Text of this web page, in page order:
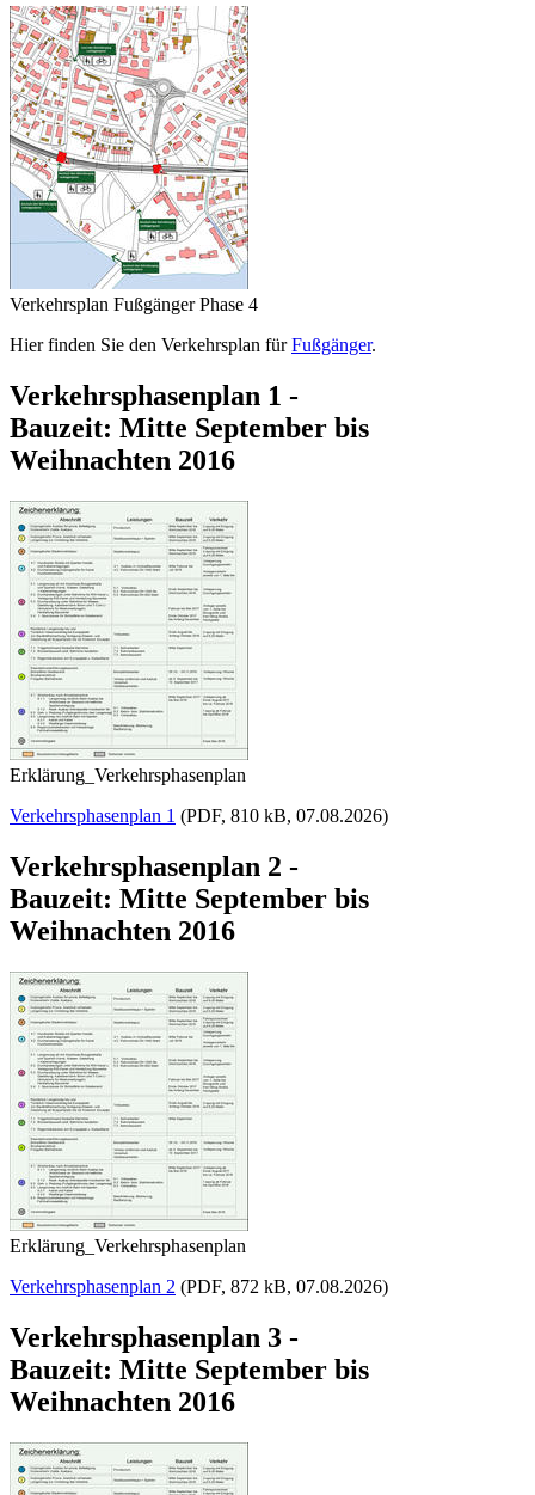
Verkehrsplan Fußgänger Phase 4
Hier finden Sie den Verkehrsplan fürFußgänger.
Verkehrsphasenplan 1 -
Bauzeit: Mitte September bis
Weihnachten 2016
Erklärung_Verkehrsphasenplan
Verkehrsphasenplan 1 (PDF, 810 kB, 07.08.2026)
Verkehrsphasenplan 2 -
Bauzeit: Mitte September bis
Weihnachten 2016
Erklärung_Verkehrsphasenplan
Verkehrsphasenplan 2 (PDF, 872 kB, 07.08.2026)
Verkehrsphasenplan 3 -
Bauzeit: Mitte September bis
Weihnachten 2016